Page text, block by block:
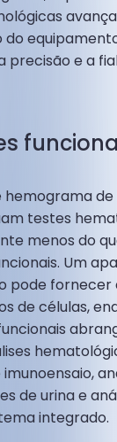
precisão e a
hemograma
testes
menos do
Um
pode fornecer
de células,
de urina e
integrado.